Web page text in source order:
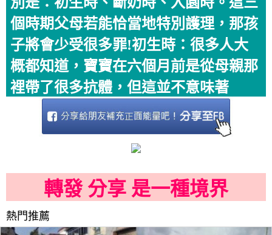
個時期父母若能恰當地特別護理，那孩
子將會少受很多罪!初生時：很多人大
概都知道，寶寶在六個月前是從母親那
裡帶了很多抗體，但這並不意味著
轉發 分享 是一種境界
熱門推薦